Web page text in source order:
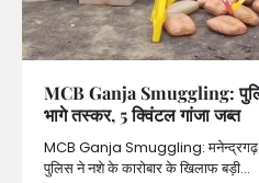
MCB Ganja Smuggling:
भागे तस्कर, 5 क्विंटल गांजा जब्त
MCB Ganja Smuggling:
पुलिस ने नशे के कारोबार के खिलाफ बड़ी…